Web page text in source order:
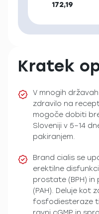
172,19
Kratek
V mnogih
zdravilo na
mogoče dobiti
Sloveniji v 5–14
pakiranjem.
Brand cialis se
erektilne
prostate (BPH) in
(PAH). Deluje kot
fosfodiesteraze